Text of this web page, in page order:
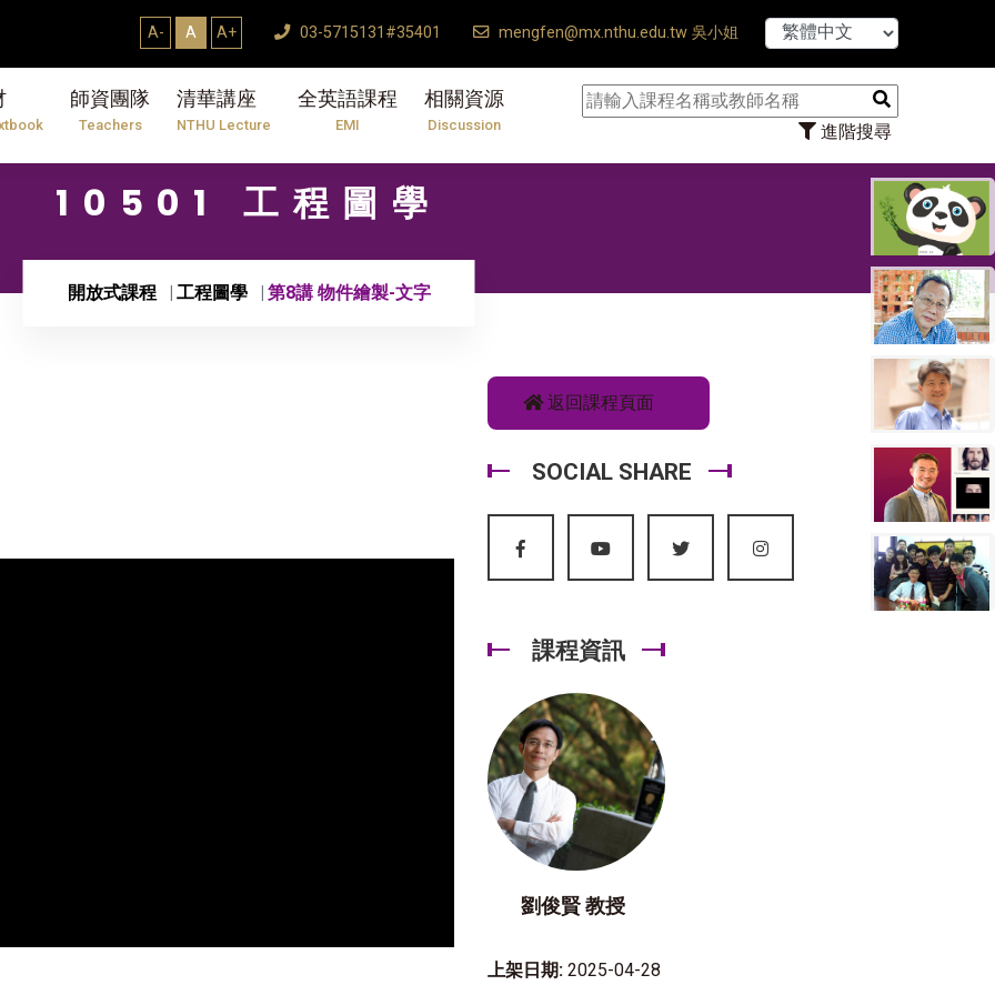
A- A A+ 03-5715131#35401 mengfen@mx.nthu.edu.tw 吳小姐
師資團隊
Teachers
清華講座
NTHU Lecture
全英語課程
EMI
相關資源
Discussion 進階搜尋
7/31】114學年度第2學期研究生論文口試結束Thesis Defense
10501 工程圖學
開放式課程 工程圖學 第8講 物件繪製-文字
返回課程頁面
SOCIAL SHARE
課程資訊
劉俊賢 教授
上架日期: 2025-04-28